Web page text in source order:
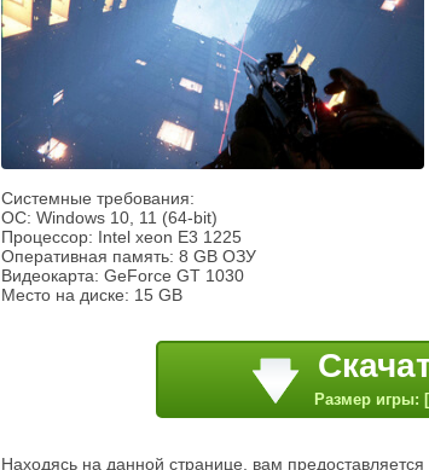
Системные требования:
ОС: Windows 10, 11 (64-bit)
Процессор: Intel xeon E3 1225
Оперативная память: 8 GB ОЗУ
Видеокарта: GeForce GT 1030
Место на диске: 15 GB
Размер игры:
Находясь на данной странице, вам